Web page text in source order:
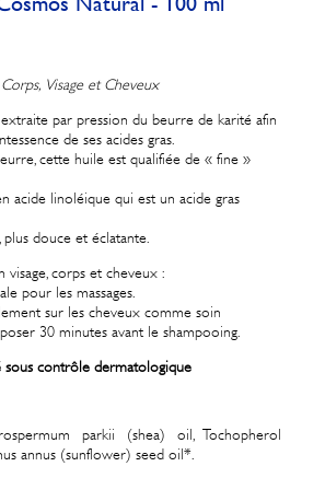
Corps, Visage et Cheveux
extraite par pression du beurre de karité afin
de ses acides gras.
cette huile est qualifiée de « fine »
acide linoléique qui est un acide gras
douce et éclatante.
visage, corps et cheveux :
pour les massages.
sur les cheveux comme soin
30 minutes avant le shampooing.
sous contrôle dermatologique
parkii (shea) oil, Tochopherol
annus (sunflower) seed oil*.